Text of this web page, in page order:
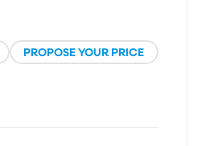
PROPOSE YOUR PRICE